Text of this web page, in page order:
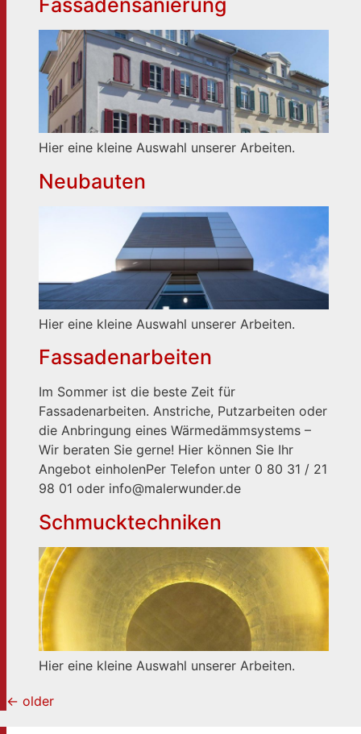
Hier eine kleine Auswahl unserer Arbeiten.
Neubauten
Hier eine kleine Auswahl unserer Arbeiten.
Fassadenarbeiten
Im Sommer ist die beste Zeit für
Fassadenarbeiten. Anstriche, Putzarbeiten oder
die Anbringung eines Wärmedämmsystems –
Wir beraten Sie gerne! Hier können Sie Ihr
Angebot einholenPer Telefon unter 0 80 31 / 21
98 01 oder info@malerwunder.de
Schmucktechniken
Hier eine kleine Auswahl unserer Arbeiten.
← older